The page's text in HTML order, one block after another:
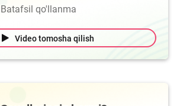
Batafsil qo'llanma
Video tomosha qilish